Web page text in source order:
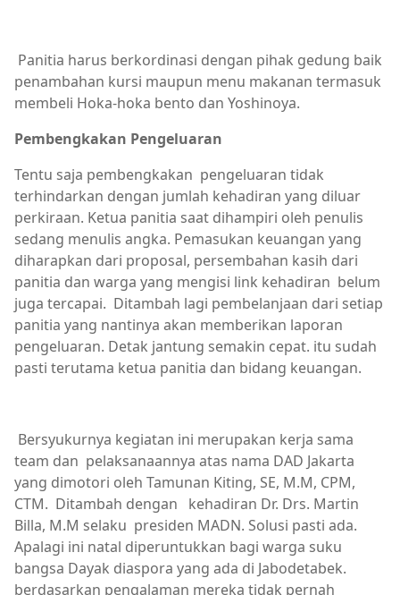
Panitia harus berkordinasi dengan pihak gedung baik
penambahan kursi maupun menu makanan termasuk
membeli Hoka-hoka bento dan Yoshinoya.
Pembengkakan Pengeluaran
Tentu saja pembengkakan pengeluaran tidak
terhindarkan dengan jumlah kehadiran yang diluar
perkiraan. Ketua panitia saat dihampiri oleh penulis
sedang menulis angka. Pemasukan keuangan yang
diharapkan dari proposal, persembahan kasih dari
panitia dan warga yang mengisi link kehadiran belum
juga tercapai. Ditambah lagi pembelanjaan dari setiap
panitia yang nantinya akan memberikan laporan
pengeluaran. Detak jantung semakin cepat. itu sudah
pasti terutama ketua panitia dan bidang keuangan.
Bersyukurnya kegiatan ini merupakan kerja sama
team dan pelaksanaannya atas nama DAD Jakarta
yang dimotori oleh Tamunan Kiting, SE, M.M, CPM,
CTM. Ditambah dengan kehadiran Dr. Drs. Martin
Billa, M.M selaku presiden MADN. Solusi pasti ada.
Apalagi ini natal diperuntukkan bagi warga suku
bangsa Dayak diaspora yang ada di Jabodetabek.
berdasarkan pengalaman mereka tidak pernah